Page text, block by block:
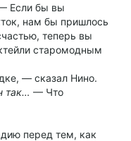
— Если бы вы
нам бы пришлось
теперь вы
старомодным
— сказал Нино.
так… — Что
перед тем, как